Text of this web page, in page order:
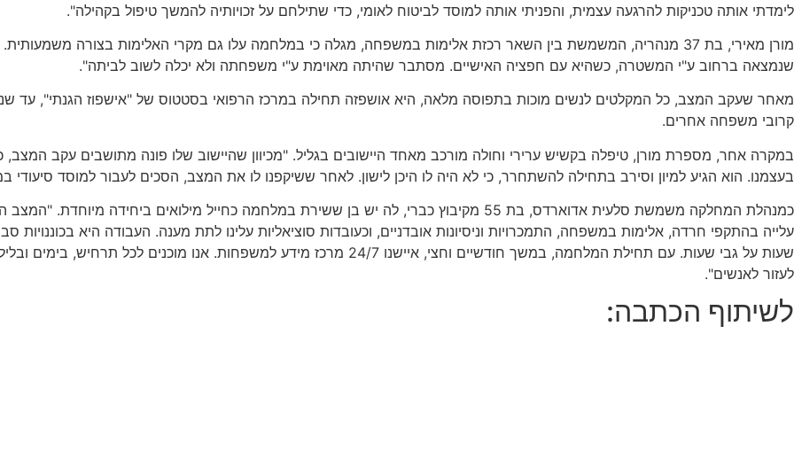
לימדתי אותה טכניקות להרגעה עצמית, והפניתי אותה למוסד לביטוח לאומי, כדי שתילחם על זכויותיה להמשך טיפול בקהילה".
שנמצאה ברחוב ע"י המשטרה, כשהיא עם חפציה האישיים. מסתבר שהיתה מאוימת ע"י משפחתה ולא יכלה לשוב לביתה".
מאחר שעקב המצב, כל המקלטים לנשים מוכות בתפוסה מלאה, היא אושפזה תחילה במרכז הרפואי בסטטוס של "אישפוז הגנתי", עד
קרובי משפחה אחרים.
במקרה אחר, מספרת מורן, טיפלה בקשיש ערירי וחולה מורכב מאחד היישובים בגליל. "מכיוון שהיישוב שלו פונה מתושבים עקב המצב,
בעצמנו. הוא הגיע למיון וסירב בתחילה להשתחרר, כי לא היה לו היכן לישון. לאחר ששיקפנו לו את המצב, הסכים לעבור למוסד סיעודי
כמנהלת המחלקה משמשת סלעית אדוארדס, בת 55 מקיבוץ כברי, לה יש בן ששירת במלחמה כחייל מילואים
עלייה בהתקפי חרדה, אלימות במשפחה, התמכרויות וניסיונות אובדניים, וכעובדות סוציאליות עלינו לתת מענה. העבודה היא
שעות על גבי שעות. עם תחילת המלחמה, במשך חודשיים וחצי, איישנו 24/7 מרכז מידע
לעזור לאנשים".
לשיתוף הכתבה: